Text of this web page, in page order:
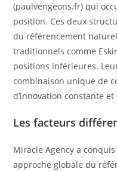
(paulvengeons.fr) qui
position. Ces deux
du référencement
traditionnels comme
positions inférieures.
combinaison unique de
d’innovation constante
Les facteurs
Miracle Agency a
approche globale du